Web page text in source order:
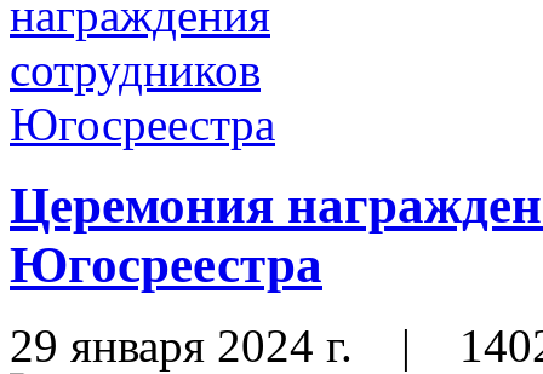
Церемония
Югосреестра
29 января 2024 г. |